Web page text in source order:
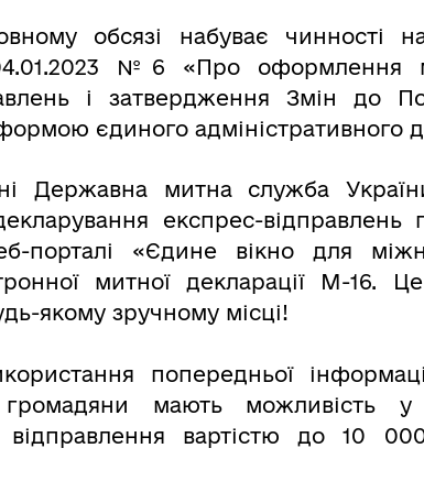
обсязі набуває чинності
№6 «Про оформлення
і затвердження Змін до
єдиного адміністративного
Державна митна служба
експрес-
порталі «Єдине вікно для
митної декларації М-16.
якому зручному місці!
попередньої
мають можливість у
відправлення вартістю до 10